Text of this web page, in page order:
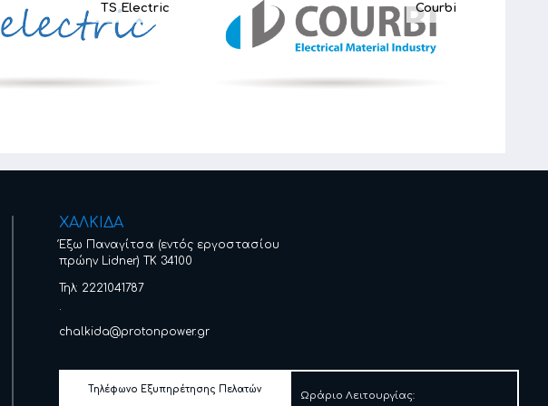
TS Electric Courbi
ΧΑΛΚΙΔΑ
Έξω Παναγίτσα (εντός εργοστασίου
πρώην Lidner) ΤΚ 34100
Τηλ: 2221041787
.
chalkida@protonpower.gr
Τηλέφωνο Εξυπηρέτησης Πελατών
Ωράριο Λειτουργίας: